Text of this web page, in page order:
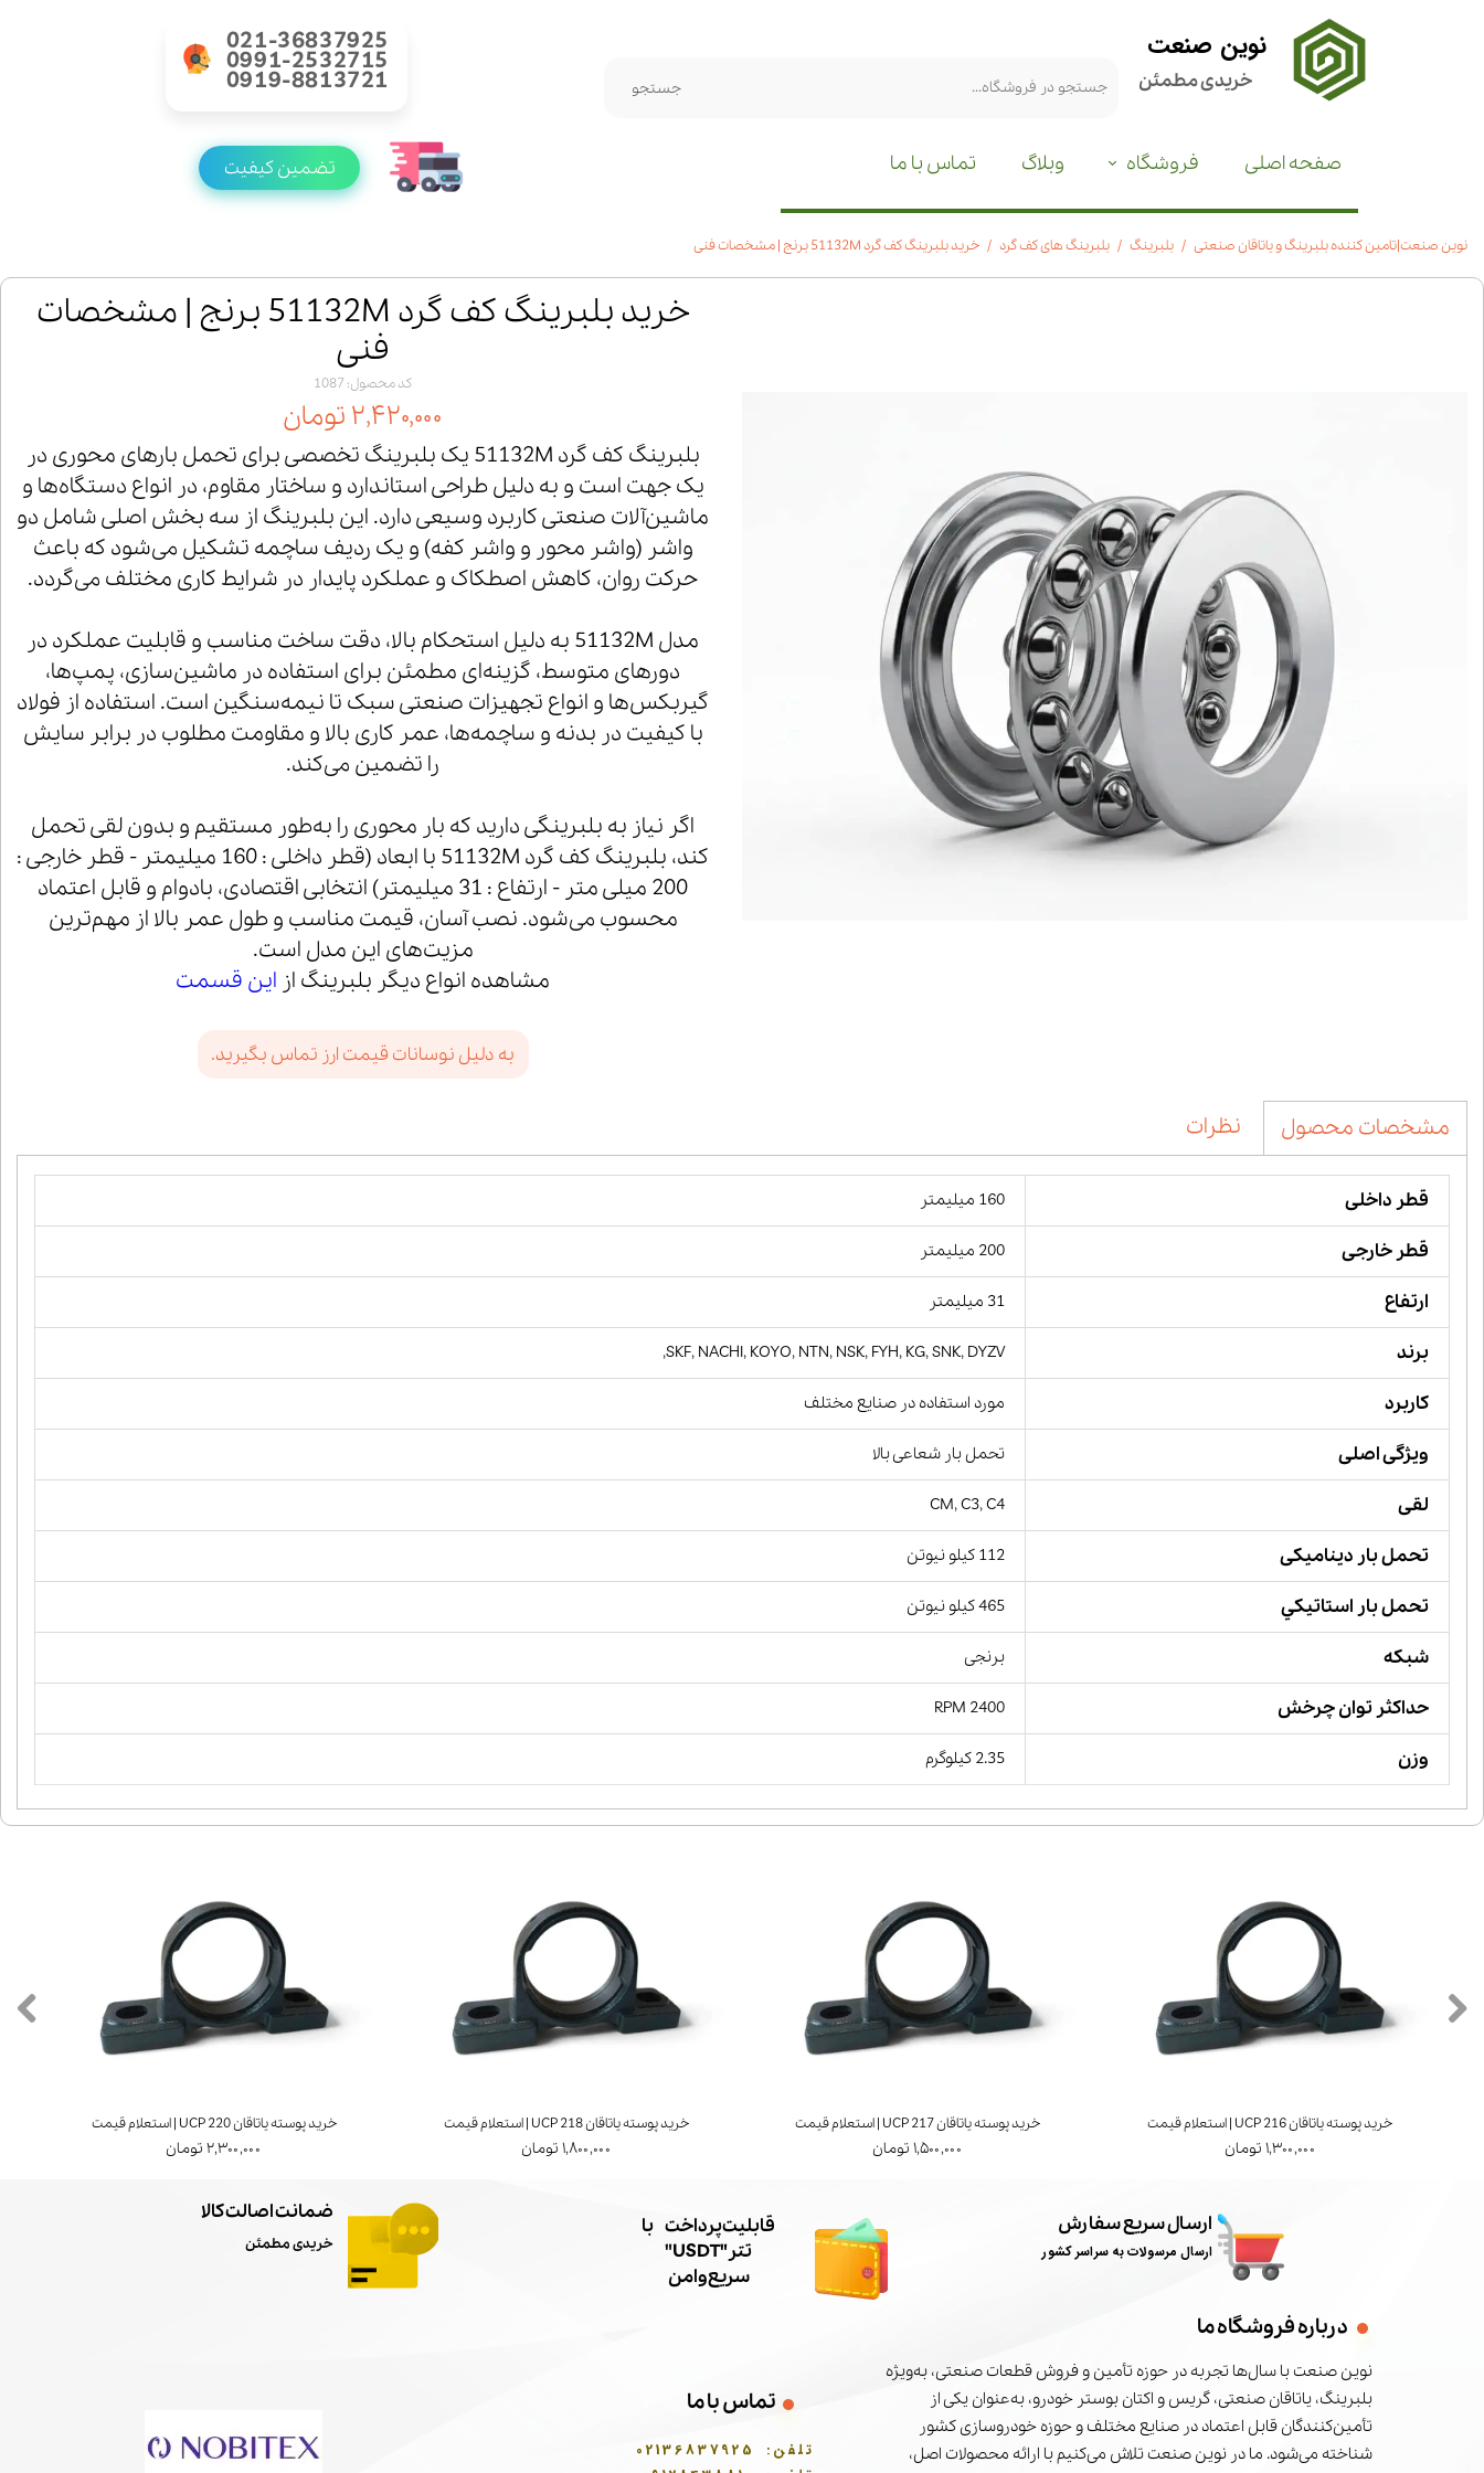
نوین صنعت
خریدی مطمئن
021-36837925
0991-2532715
0919-8813721 جستجو
تضمین کیفیت صفحه اصلی فروشگاه وبلاگ تماس با ما
نوین صنعت|تامین کننده بلبرینگ و یاتاقان صنعتی بلبرینگ بلبرینگ های کف گرد خرید بلبرینگ کف گرد 51132M برنج | مشخصات فنی
خرید بلبرینگ کف گرد 51132M برنج | مشخصات
فنی
کد محصول: 1087
۲,۴۲۰,۰۰۰ تومان
بلبرینگ کف گرد 51132M یک بلبرینگ تخصصی برای تحمل بارهای محوری در
یک جهت است و به دلیل طراحی استاندارد و ساختار مقاوم، در انواع دستگاه‌ها و
ماشین‌آلات صنعتی کاربرد وسیعی دارد. این بلبرینگ از سه بخش اصلی شامل دو
واشر (واشر محور و واشر کفه) و یک ردیف ساچمه تشکیل می‌شود که باعث
حرکت روان، کاهش اصطکاک و عملکرد پایدار در شرایط کاری مختلف می‌گردد.
مدل 51132M به دلیل استحکام بالا، دقت ساخت مناسب و قابلیت عملکرد در
دورهای متوسط، گزینه‌ای مطمئن برای استفاده در ماشین‌سازی، پمپ‌ها،
گیربکس‌ها و انواع تجهیزات صنعتی سبک تا نیمه‌سنگین است. استفاده از فولاد
با کیفیت در بدنه و ساچمه‌ها، عمر کاری بالا و مقاومت مطلوب در برابر سایش
را تضمین می‌کند.
اگر نیاز به بلبرینگی دارید که بار محوری را به‌طور مستقیم و بدون لقی تحمل
کند، بلبرینگ کف گرد 51132M با ابعاد (قطر داخلی : 160 میلیمتر - قطر خارجی :
200 میلی متر - ارتفاع : 31 میلیمتر) انتخابی اقتصادی، بادوام و قابل اعتماد
محسوب می‌شود. نصب آسان، قیمت مناسب و طول عمر بالا از مهم‌ترین
مزیت‌های این مدل است.
مشاهده انواع دیگر بلبرینگ از این قسمت
به دلیل نوسانات قیمت ارز تماس بگیرید.
مشخصات محصول نظرات
قطر داخلی 160 میلیمتر
قطر خارجی 200 میلیمتر
ارتفاع 31 میلیمتر
برند SKF, NACHI, KOYO, NTN, NSK, FYH, KG, SNK, DYZV,
کاربرد مورد استفاده در صنایع مختلف
ویژگی اصلی تحمل بار شعاعی بالا
لقی CM, C3, C4
تحمل بار دینامیکی 112 کیلو نیوتن
تحمل بار استاتيكي 465 کیلو نیوتن
شبکه برنجی
حداکثر توان چرخش 2400 RPM
وزن 2.35 کیلوگرم
خرید پوسته یاتاقان UCP 220 | استعلام قیمت
۲,۳۰۰,۰۰۰ تومان
خرید پوسته یاتاقان UCP 218 | استعلام قیمت
۱,۸۰۰,۰۰۰ تومان
خرید پوسته یاتاقان UCP 217 | استعلام قیمت
۱,۵۰۰,۰۰۰ تومان
خرید پوسته یاتاقان UCP 216 | استعلام قیمت
۱,۳۰۰,۰۰۰ تومان
ارسال سریع سفارش
ارسال مرسولات به سراسر کشور
ضمانت اصالت کالا
خریدی مطمئن
درباره فروشگاه ما
نوین صنعت با سال‌ها تجربه در حوزه تأمین و فروش قطعات صنعتی، به‌ویژه
بلبرینگ، یاتاقان صنعتی، گریس و اکتان بوستر خودرو، به‌عنوان یکی از
تأمین‌کنندگان قابل اعتماد در صنایع مختلف و حوزه خودروسازی کشور
شناخته می‌شود. ما در نوین صنعت تلاش می‌کنیم با ارائه محصولات اصل،
تماس با ما
تلفن:
02136837925
​قابلیت پرداخت با
تتر"USDT"
سریع و امن